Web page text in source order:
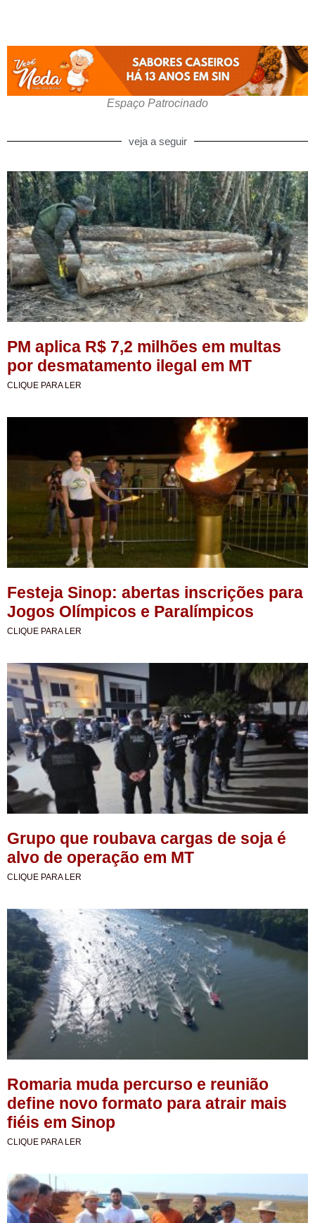
Espaço Patrocinado
veja a seguir
PM aplica R$ 7,2 milhões em multas
por desmatamento ilegal em MT
CLIQUE PARA LER
Festeja Sinop: abertas inscrições para
Jogos Olímpicos e Paralímpicos
CLIQUE PARA LER
Grupo que roubava cargas de soja é
alvo de operação em MT
CLIQUE PARA LER
Romaria muda percurso e reunião
define novo formato para atrair mais
fiéis em Sinop
CLIQUE PARA LER